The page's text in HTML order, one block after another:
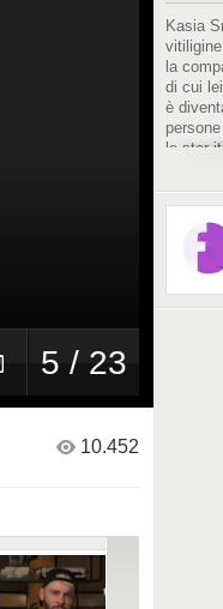
5 / 23
Kasia
la
di cui
è
le star
per
possa
10.452